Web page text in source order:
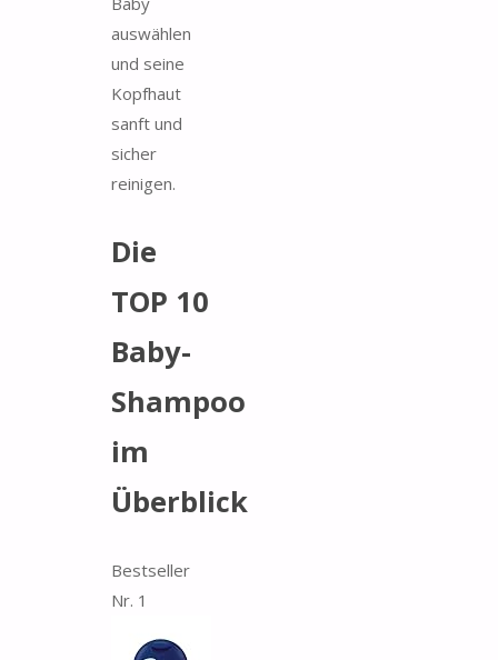
auswählen
und seine
Kopfhaut
sanft und
sicher
reinigen.
Die
TOP 10
Baby-
Shampoo
im
Überblick
Bestseller
Nr. 1